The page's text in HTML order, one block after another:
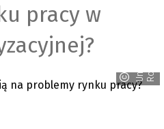
pracy w
U
n
i
v
e
rs
a
l
R
o
b
o
ts